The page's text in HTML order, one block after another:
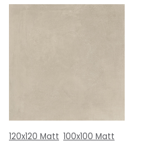
120x120 Matt 100x100 Matt